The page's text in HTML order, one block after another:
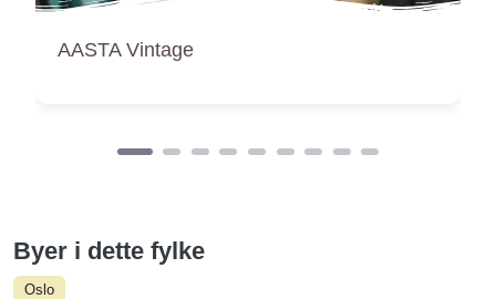
Aces! Vintage
Byer i dette fylke
Oslo